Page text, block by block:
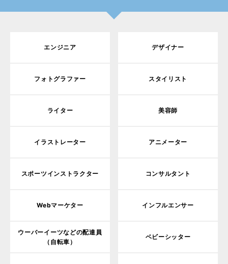
エンジニア デザイナー
フォトグラファー スタイリスト
ライター 美容師
イラストレーター アニメーター
スポーツインストラクター コンサルタント
Webマーケター インフルエンサー
ウーバーイーツなどの配達員
（自転車）
ベビーシッター